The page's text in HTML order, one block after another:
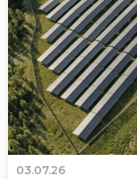
03.07.26